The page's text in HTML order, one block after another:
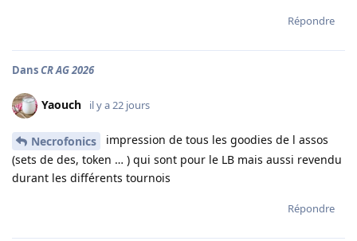
Répondre
DansCR AG 2026
Yaouch il y a 22 jours
Necrofonics
impression de tous les goodies de l assos
(sets de des, token … ) qui sont pour le LB mais aussi revendu
durant les différents tournois
Répondre